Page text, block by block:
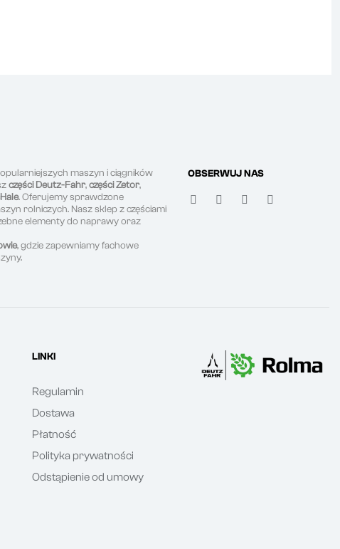
maszyn i ciągników
części Deutz-Fahr,części Zetor,
. Oferujemy sprawdzone
rolniczych. Nasz sklep z częściami
elementy do naprawy oraz
, gdzie zapewniamy fachowe
OBSERWUJ NAS
LINKI
Regulamin
Dostawa
Płatność
Polityka prywatności
Odstąpienie od umowy